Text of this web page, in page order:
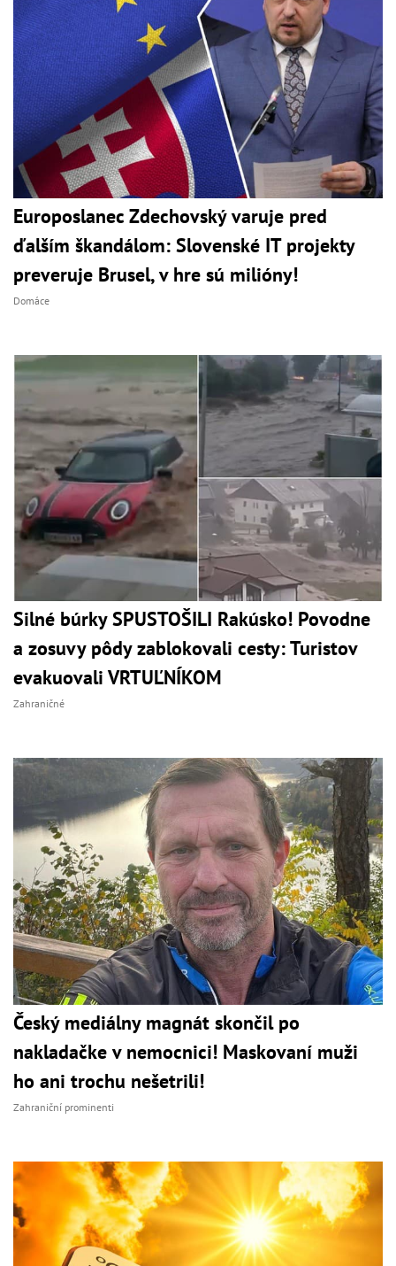
Europoslanec Zdechovský varuje pred
ďalším škandálom: Slovenské IT projekty
preveruje Brusel, v hre sú milióny!
Domáce
Silné búrky SPUSTOŠILI Rakúsko! Povodne
a zosuvy pôdy zablokovali cesty: Turistov
evakuovali VRTUĽNÍKOM
Zahraničné
Český mediálny magnát skončil po
nakladačke v nemocnici! Maskovaní muži
ho ani trochu nešetrili!
Zahraniční prominenti